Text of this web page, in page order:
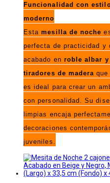
Funcionalidad con
moderno
Estamesilla de noche
perfecta de practicidad y
acabado en roble albar
tiradores de madera que
es ideal para crear un
con personalidad. Su
limpias encaja
decoraciones
juveniles.